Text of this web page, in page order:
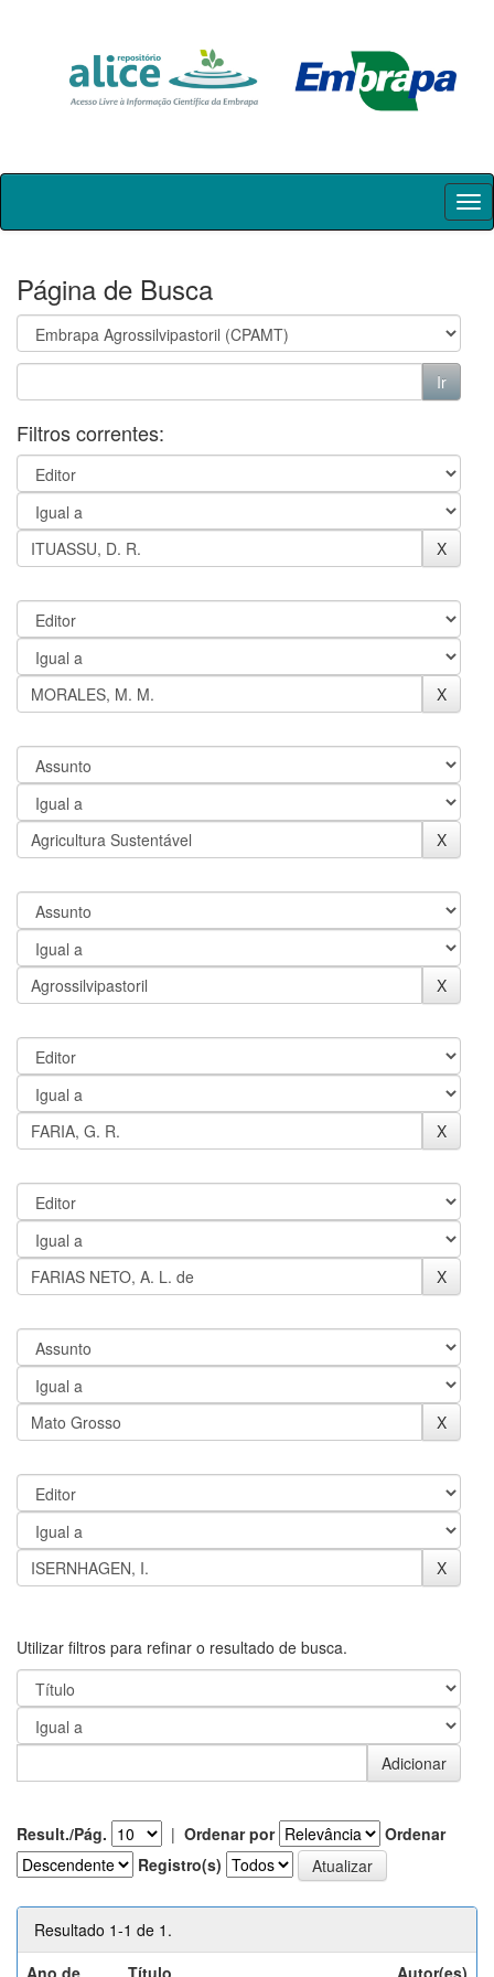
Skip
Página de Busca
Filtros correntes:
Utilizar filtros para refinar o resultado de busca.
Result./Pág. | Ordenar por
Ordenar
Registro(s)
Resultado 1-1 de 1.
Ano de
Título Autor(es)